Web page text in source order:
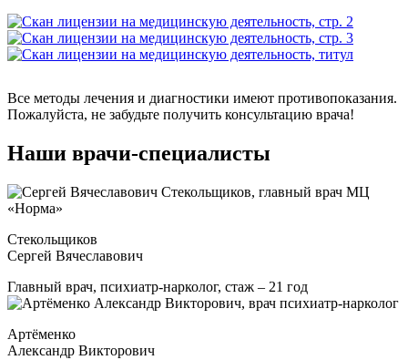
Все методы лечения и диагностики имеют противопоказания.
Пожалуйста, не забудьте получить консультацию врача!
Наши врачи-специалисты
Стекольщиков
Сергей Вячеславович
Главный врач, психиатр-нарколог, стаж – 21 год
Артёменко
Александр Викторович